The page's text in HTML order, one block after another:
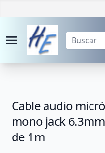
Cable audio
mono jack
de 1m